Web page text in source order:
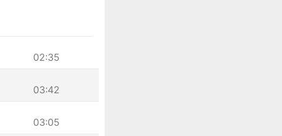
02:35
03:42
03:05